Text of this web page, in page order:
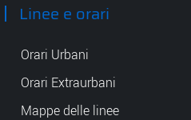
Linee e orari
Orari Urbani
Orari Extraurbani
Mappe delle linee